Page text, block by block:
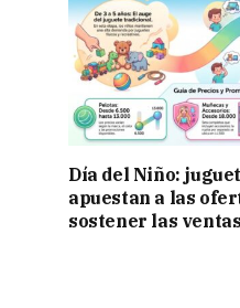
Día del Niño:
apuestan a las
sostener las ventas